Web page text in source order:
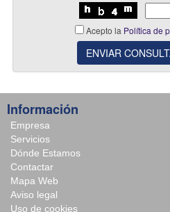
Acepto la Política de
ENVIAR
Información
Empresa
Servicios
Dónde Estamos
Contactar
Mapa Web
Aviso legal
Uso de cookies